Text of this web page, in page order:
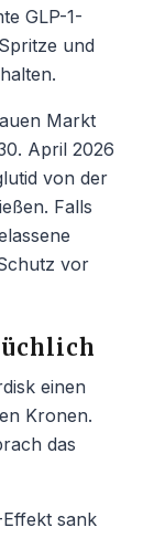
GLP-1-
und
Markt
April 2026
von der
Falls
vor
einen
Kronen.
das
sank